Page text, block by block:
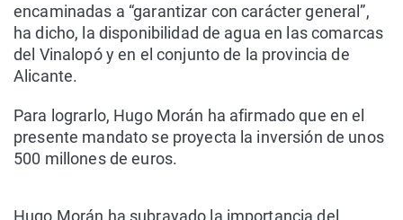
encaminadas a “garantizar con carácter general”,
ha dicho, la disponibilidad de agua en las comarcas
del Vinalopó y en el conjunto de la provincia de
Alicante.
Para lograrlo, Hugo Morán ha afirmado que en el
presente mandato se proyecta la inversión de unos
500 millones de euros.
Hugo Morán ha subrayado la importancia del